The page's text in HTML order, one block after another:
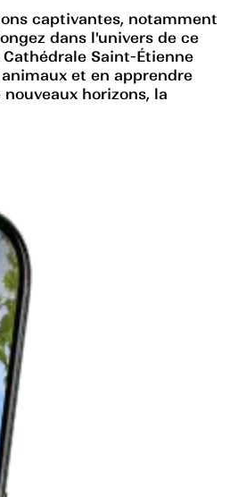
captivantes, notamment
dans l'univers de ce
Saint-Étienne
et en apprendre
horizons, la